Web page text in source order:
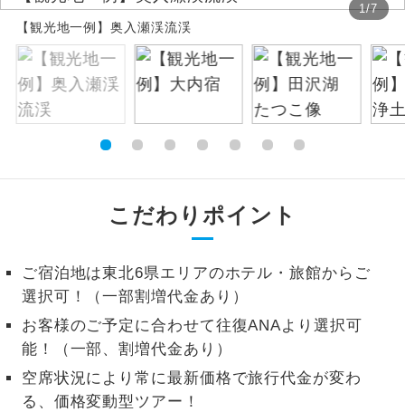
1/7
【観光地一例】奥入瀬渓流渓
こだわりポイント
ご宿泊地は東北6県エリアのホテル・旅館からご
選択可！（一部割増代金あり）
お客様のご予定に合わせて往復ANAより選択可
能！（一部、割増代金あり）
空席状況により常に最新価格で旅行代金が変わ
る、価格変動型ツアー！
温泉 温泉地にも宿泊するコースです。
露天風呂
ご宿泊ホテルに露天風呂が付いていま
す。
ご宿泊ホテルに大浴場が付いています。
全てのお食事が付いていますので、お食
く）
お部屋食
だけます。
トラベルイヤ
ホン
周りの音を気にせず、ガイドさんの説明
をじっくり聞くことができます。
1名様催行
1名様から出発可能な個人型プランで
す。
お申し込みの最後にクレジットカード決済を
していただき、決済手続き完了をもちまし
て、ご旅行の契約が成立となります。
ご予約方法について
ウェブ限定コースとなりますので、コールセ